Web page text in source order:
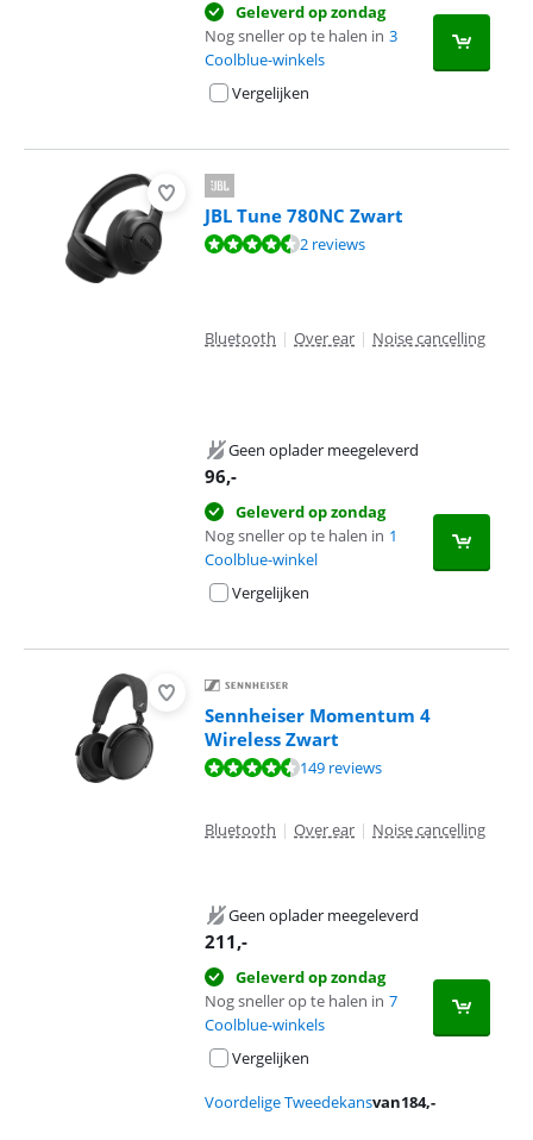
Geleverd op zondag
Nog sneller op te halen in 3
Coolblue-winkels
Vergelijken
JBL Tune 780NC Zwart
Beoordeling is 9,4 van de 10, gebaseerd op 2 reviews.
2 reviews
Bluetooth | Over ear | Noise cancelling
Geen oplader meegeleverd
96,-
Geleverd op zondag
Nog sneller op te halen in 1
Coolblue-winkel
Vergelijken
Sennheiser Momentum 4
Wireless Zwart
Beoordeling is 8,8 van de 10, gebaseerd op 149 reviews.
149 reviews
Bluetooth | Over ear | Noise cancelling
Geen oplader meegeleverd
211,-
Geleverd op zondag
Nog sneller op te halen in 7
Coolblue-winkels
Vergelijken
Voordelige Tweedekansvan184,-